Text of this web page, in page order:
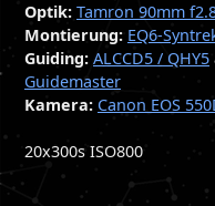
Optik: Tamron 90mm
Montierung: EQ6-
Guiding: ALCCD5 / QHY5
Guidemaster
Kamera: Canon EOS
20x300s ISO800